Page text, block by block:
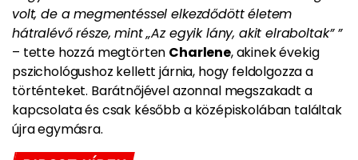
volt, de a megmentéssel elkezdődött életem
hátralévő része, mint „Az egyik lány, akit elraboltak” ”
– tette hozzá megtörten Charlene, akinek évekig
pszichológushoz kellett járnia, hogy feldolgozza a
történteket. Barátnőjével azonnal megszakadt a
kapcsolata és csak később a középiskolában találtak
újra egymásra.